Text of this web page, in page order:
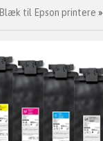
Blæk til Epson printere »